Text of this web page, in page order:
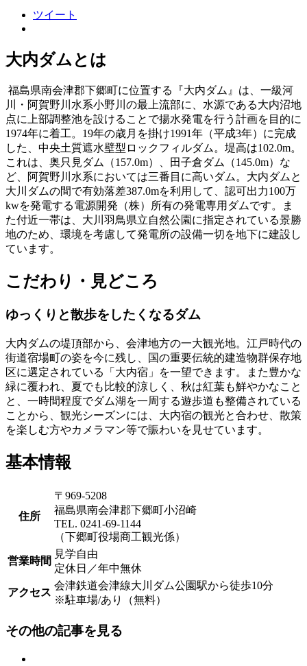
ツイート
大内ダムとは
福島県南会津郡下郷町に位置する『大内ダム』は、一級河
川・阿賀野川水系小野川の最上流部に、水源である大内沼地
点に上部調整池を設けることで揚水発電を行う計画を目的に
1974年に着工。19年の歳月を掛け1991年（平成3年）に完成
した、中央土質遮水壁型ロックフィルダム。堤高は102.0m。
これは、奥只見ダム（157.0m）、田子倉ダム（145.0m）な
ど、阿賀野川水系においては三番目に高いダム。大内ダムと
大川ダムの間で有効落差387.0mを利用して、認可出力100万
kwを発電する電源開発（株）所有の発電専用ダムです。ま
た付近一帯は、大川羽鳥県立自然公園に指定されている景勝
地のため、環境を考慮して発電所の設備一切を地下に建設し
ています。
こだわり・見どころ
ゆっくりと散歩をしたくなるダム
大内ダムの堤頂部から、会津地方の一大観光地。江戸時代の
街道宿場町の姿を今に残し、国の重要伝統的建造物群保存地
区に選定されている「大内宿」を一望できます。また豊かな
緑に覆われ、夏でも比較的涼しく、秋は紅葉も鮮やかなこと
と、一時間程度でダム湖を一周する遊歩道も整備されている
ことから、観光シーズンには、大内宿の観光と合わせ、散策
を楽しむ方やカメラマン等で賑わいを見せています。
基本情報
住所
〒969-5208
福島県南会津郡下郷町小沼崎
TEL. 0241-69-1144
（下郷町役場商工観光係）
営業時間
見学自由
定休日／年中無休
アクセス
会津鉄道会津線大川ダム公園駅から徒歩10分
※駐車場/あり（無料）
その他の記事を見る